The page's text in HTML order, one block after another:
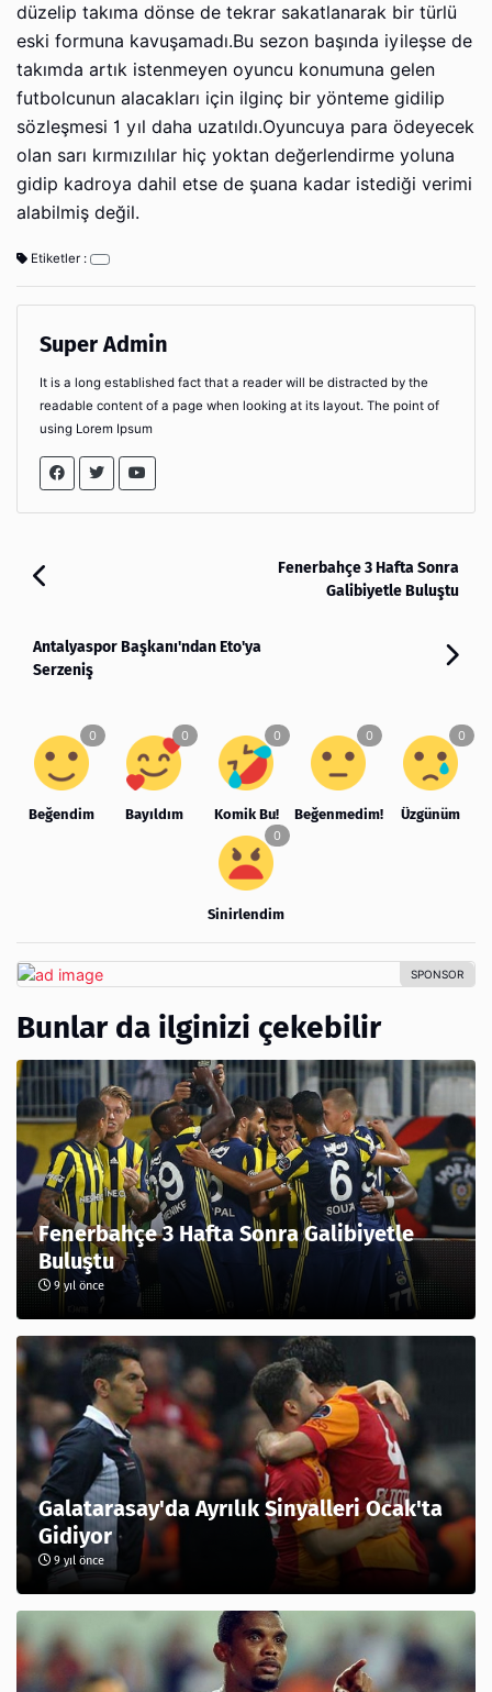
düzelip takıma dönse de tekrar sakatlanarak bir türlü
eski formuna kavuşamadı.Bu sezon başında iyileşse de
takımda artık istenmeyen oyuncu konumuna gelen
futbolcunun alacakları için ilginç bir yönteme gidilip
sözleşmesi 1 yıl daha uzatıldı.Oyuncuya para ödeyecek
olan sarı kırmızılılar hiç yoktan değerlendirme yoluna
gidip kadroya dahil etse de şuana kadar istediği verimi
alabilmiş değil.
Etiketler :
Super Admin
It is a long established fact that a reader will be distracted by the
readable content of a page when looking at its layout. The point of
using Lorem Ipsum
Fenerbahçe 3 Hafta Sonra
Galibiyetle Buluştu
Antalyaspor Başkanı'ndan Eto'ya
Serzeniş
Beğendim Bayıldım Komik Bu! Beğenmedim! Üzgünüm
Sinirlendim
Bunlar da ilginizi çekebilir
Fenerbahçe 3 Hafta Sonra Galibiyetle
Buluştu
9 yıl önce
Galatarasay'da Ayrılık Sinyalleri Ocak'ta
Gidiyor
9 yıl önce